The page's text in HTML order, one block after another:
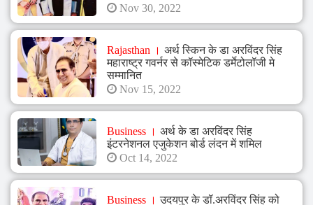
Diagnostics,
Arth
Skin
and
Fitness,
Arth
Group,
World
Nov 30, 2022
Rajasthan
अर्थ स्किन के डा अरविंदर सिंह
महाराष्ट्र गवर्नर से कॉस्मेटिक डर्मेटोलॉजी मे
सम्मानित
Nov 15, 2022
Business
अर्थ के डा अरविंदर सिंह
इंटरनेशनल एजुकेशन बोर्ड लंदन में शमिल
Oct 14, 2022
Business
उदयपुर के डॉ.अरविंदर सिंह को